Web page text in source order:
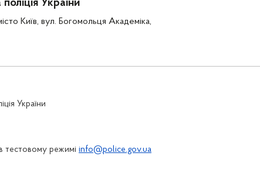
України
Київ, вул. Богомольця Академіка,
України
тестовому режимі info@police.gov.ua